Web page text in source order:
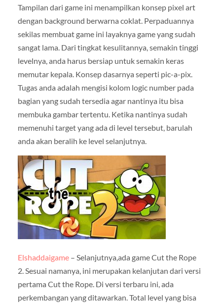
Tampilan dari game ini menampilkan konsep pixel art
dengan background berwarna coklat. Perpaduannya
sekilas membuat game ini layaknya game yang sudah
sangat lama. Dari tingkat kesulitannya, semakin tinggi
levelnya, anda harus bersiap untuk semakin keras
memutar kepala. Konsep dasarnya seperti pic-a-pix.
Tugas anda adalah mengisi kolom logic number pada
bagian yang sudah tersedia agar nantinya itu bisa
membuka gambar tertentu. Ketika nantinya sudah
memenuhi target yang ada di level tersebut, barulah
anda akan beralih ke level selanjutnya.
Elshaddaigame– Selanjutnya,ada game Cut the Rope
2. Sesuai namanya, ini merupakan kelanjutan dari versi
pertama Cut the Rope. Di versi terbaru ini, ada
perkembangan yang ditawarkan. Total level yang bisa